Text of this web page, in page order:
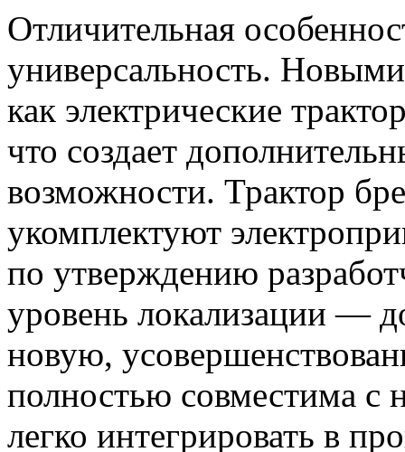
Отличительная
универсальность.
как электрические
что создает
возможности. Трактор
укомплектуют
по утверждению
уровень локализации —
новую,
полностью совместима с
легко интегрировать в